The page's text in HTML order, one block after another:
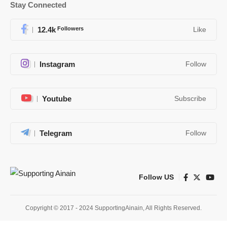
Stay Connected
12.4k Followers Like
Instagram Follow
Youtube Subscribe
Telegram Follow
Follow US
Copyright © 2017 - 2024 SupportingAinain, All Rights Reserved.